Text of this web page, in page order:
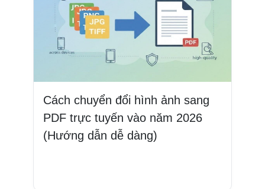
Cách chuyển đổi hình ảnh sang
PDF trực tuyến vào năm 2026
(Hướng dẫn dễ dàng)